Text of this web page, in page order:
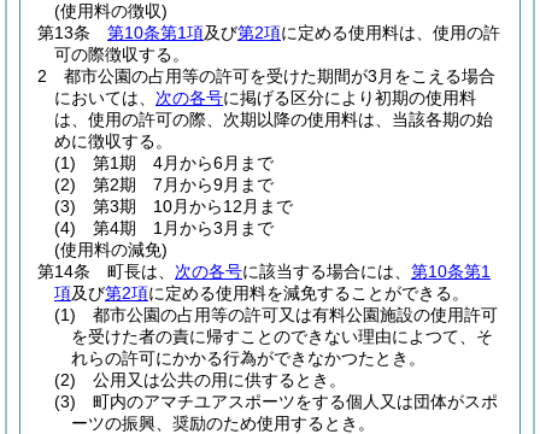
(使用料の徴収)
第13条
第10条第1項及び第2項に定める使用料は、使用の許
可の際徴収する。
2
都市公園の占用等の許可を受けた期間が3月をこえる場合
においては、 次の各号に掲げる区分により初期の使用料
は、使用の許可の際、次期以降の使用料は、当該各期の始
めに徴収する。
(1)
第1期 4月から6月まで
(2)
第2期 7月から9月まで
(3)
第3期 10月から12月まで
(4)
第4期 1月から3月まで
(使用料の減免)
第14条
町長は、 次の各号に該当する場合には、 第10条第1
項及び第2項に定める使用料を減免することができる。
(1)
都市公園の占用等の許可又は有料公園施設の使用許可
を受けた者の責に帰すことのできない理由によつて、そ
れらの許可にかかる行為ができなかつたとき。
(2)
公用又は公共の用に供するとき。
(3)
町内のアマチユアスポーツをする個人又は団体がスポ
ーツの振興、奨励のため使用するとき。